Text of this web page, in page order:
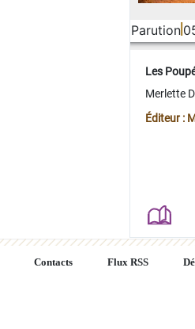
Parution
Les
Merlette
Éditeur :
Contacts Flux RSS